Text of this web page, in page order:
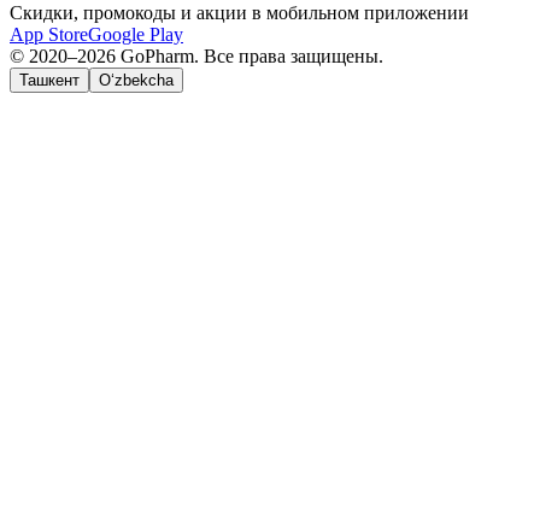
Скидки, промокоды и акции в мобильном приложении
App StoreGoogle Play
© 2020–2026 GoPharm. Все права защищены.
Ташкент O‘zbekcha